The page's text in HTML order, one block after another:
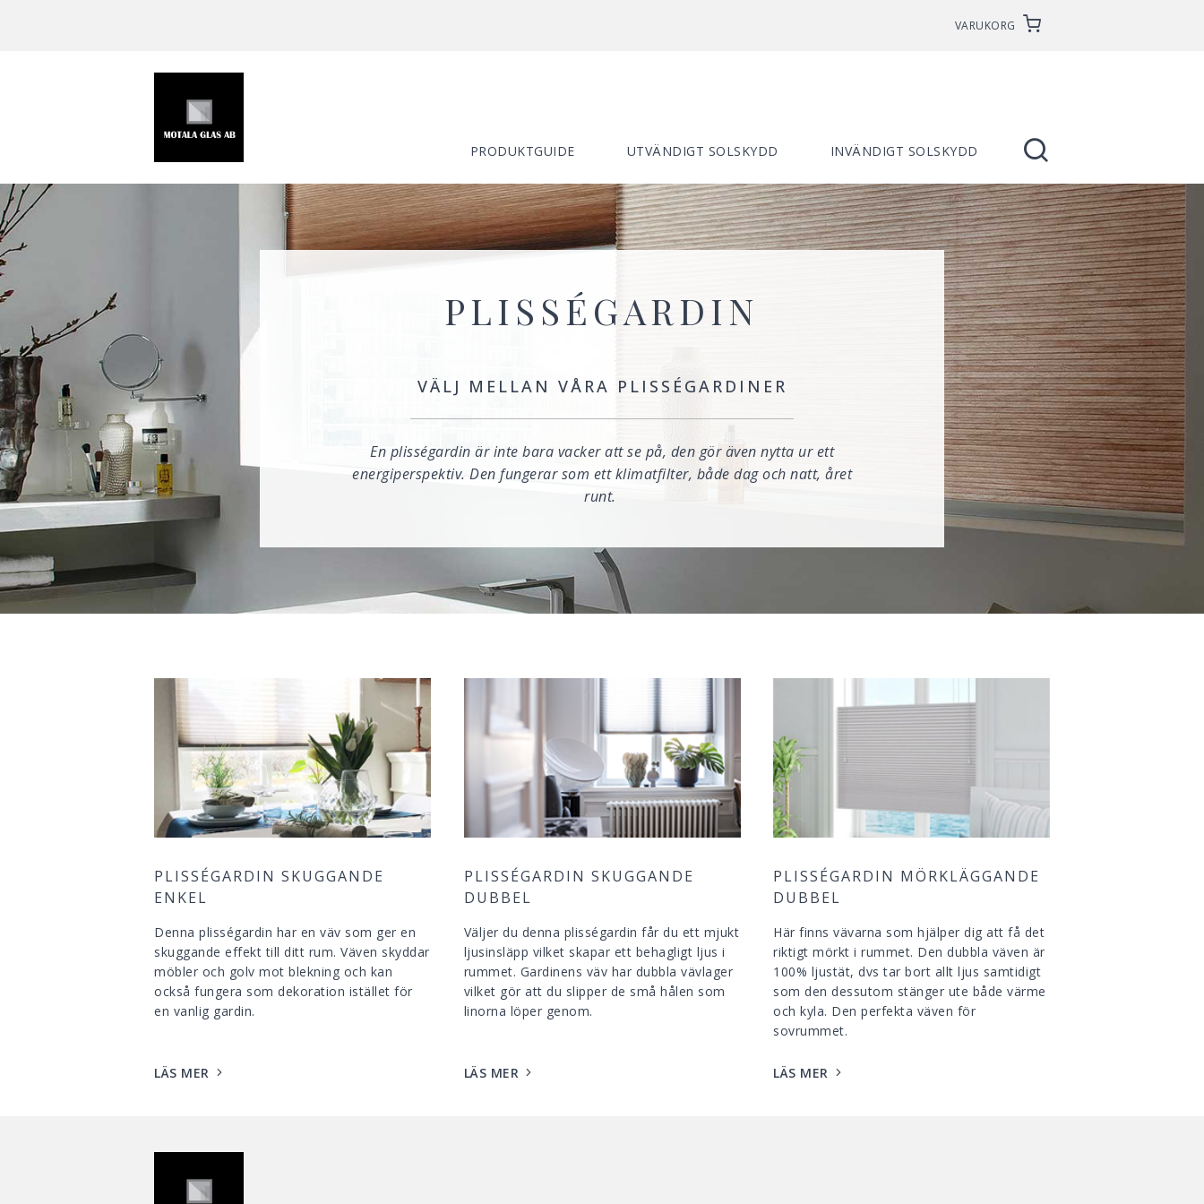
VARUKORG
PRODUKTGUIDE UTVÄNDIGT SOLSKYDD INVÄNDIGT SOLSKYDD
PLISSÉGARDIN
VÄLJ MELLAN VÅRA PLISSÉGARDINER
En plisségardin är inte bara vacker att se på, den gör även nytta ur ett
energiperspektiv. Den fungerar som ett klimatfilter, både dag och natt, året
runt.
PLISSÉGARDIN SKUGGANDE
ENKEL
Denna plisségardin har en väv som ger en
skuggande effekt till ditt rum. Väven skyddar
möbler och golv mot blekning och kan
också fungera som dekoration istället för
en vanlig gardin.
LÄS MER
PLISSÉGARDIN SKUGGANDE
DUBBEL
Väljer du denna plisségardin får du ett mjukt
ljusinsläpp vilket skapar ett behagligt ljus i
rummet. Gardinens väv har dubbla vävlager
vilket gör att du slipper de små hålen som
linorna löper genom.
LÄS MER
PLISSÉGARDIN MÖRKLÄGGANDE
DUBBEL
Här finns vävarna som hjälper dig att få det
riktigt mörkt i rummet. Den dubbla väven är
100% ljustät, dvs tar bort allt ljus samtidigt
som den dessutom stänger ute både värme
och kyla. Den perfekta väven för
sovrummet.
LÄS MER